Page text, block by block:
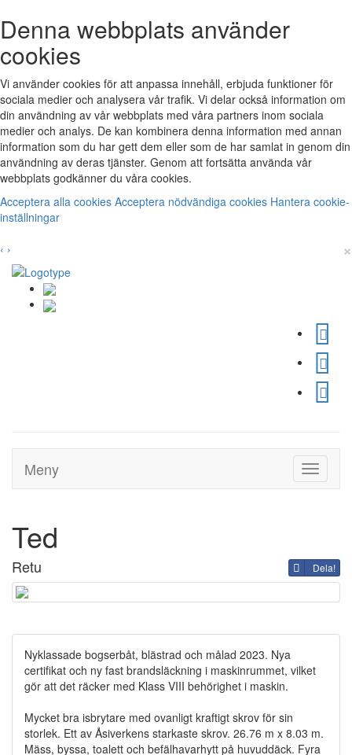
Denna webbplats använder
cookies
Vi använder cookies för att anpassa innehåll, erbjuda funktioner för
sociala medier och analysera vår trafik. Vi delar också information om
din användning av vår webbplats med våra partners inom sociala
medier och analys. De kan kombinera denna information med annan
information som du har gett dem eller som de har samlat in genom din
användning av deras tjänster. Genom att fortsätta använda vår
webbplats godkänner du våra cookies.
Acceptera alla cookies Acceptera nödvändiga cookies Hantera cookie-
inställningar
‹ › ×
Toggle
Meny
Ted
Retu Dela!
Nyklassade bogserbåt, blästrad och målad 2023. Nya
certifikat och ny fast brandsläckning i maskinrummet, vilket
gör att det räcker med Klass VIII behörighet i maskin.
Mycket bra isbrytare med ovanligt kraftigt skrov för sin
storlek. Ett av Åsiverkens starkaste skrov. 26.76 m x 8.03 m.
Mäss, byssa, toalett och befälhavarhytt på huvuddäck. Fyra